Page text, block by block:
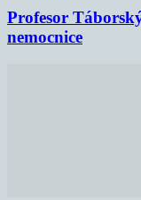
Profesor
nemocnice